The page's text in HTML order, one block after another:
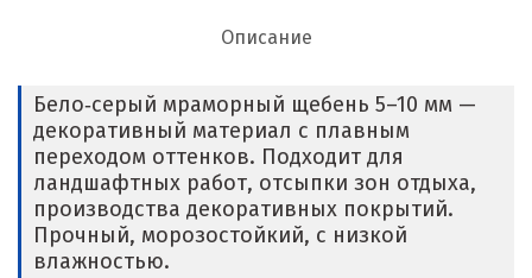
Описание
Бело‑серый мраморный щебень 5–10 мм —
декоративный материал с плавным
переходом оттенков. Подходит для
ландшафтных работ, отсыпки зон отдыха,
производства декоративных покрытий.
Прочный, морозостойкий, с низкой
влажностью.